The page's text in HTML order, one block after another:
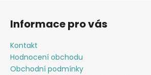
Informace pro vás
Kontakt
Hodnocení obchodu
Obchodní podmínky